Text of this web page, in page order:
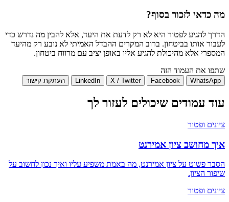
מה כדאי לזכור בסוף?
הדרך להגיע לפטור היא לא רק לדעת את היעד, אלא להבין מה נדרש כדי
לעבור אותו בביטחון. ברוב המקרים ההבדל האמיתי לא נובע רק מהיעד
המספרי אלא מהיכולת להגיע אליו באופן יציב עם מרווח ביטחון.
שתפו את העמוד הזה
WhatsApp
Facebook
X / Twitter
LinkedIn העתקת קישור
עוד עמודים שיכולים לעזור לך
ציונים ופטור
איך מחושב ציון אמירנט
הסבר פשוט על ציון אמירנט, מה באמת משפיע עליו ואיך נכון לחשוב על
שיפור הציון.
ציונים ופטור